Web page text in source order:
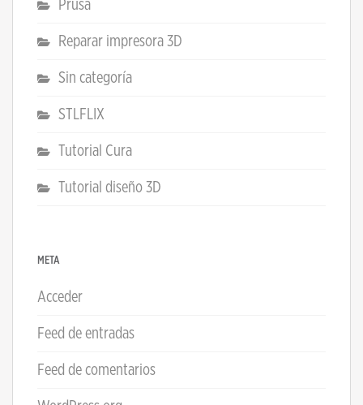
Prusa
Reparar impresora 3D
Sin categoría
STLFLIX
Tutorial Cura
Tutorial diseño 3D
META
Acceder
Feed de entradas
Feed de comentarios